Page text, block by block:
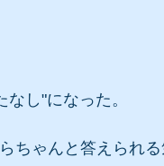
し"になった。
ちゃんと答えられる